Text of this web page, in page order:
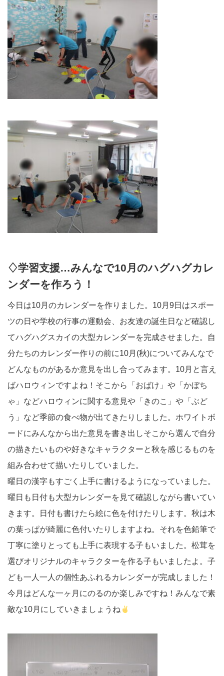
♢学習支援…みんなで10月のハグハグカレ
ンダーを作ろう！
今日は10月のカレンダーを作りました。10月9日はスポー
ツの日や学校の行事の運動会、お友達の誕生日など確認し
てハグハグスカイの大型カレンダーを完成させました。自
分たちのカレンダー作りの前に10月(秋)についてみんなで
どんなものがあるか意見を出し合ってみます。10月と言え
ばハロウィンですよね！そこから「おばけ」や「かぼち
ゃ」などハロウィンに関する意見や「きのこ」や「ぶど
う」など季節の食べ物が出てきたりしました。ホワイトボ
ードにみんなから出た意見を書き出しそこから選んで自分
の描きたいものや好きなキャラクターと秋を感じるものを
組み合わせて描いたりしていました。
曜日の漢字もすごく上手に書けるようになっていました。
曜日も日付も大型カレンダーを見て確認しながら書いてい
きます。日付も書けたら絵に色を付けたりします。秋は木
の葉っぱが綺麗に色付いたりしますよね。それを色鉛筆で
丁寧に塗りとっても上手に表現する子もいました。松茸を
選びオリジナルのキャラクターを作る子もいましたよ。子
ども一人一人の個性あふれるカレンダーが完成しました！
今月はどんな一ヶ月にのるのか楽しみですね！みんなで素
敵な10月にしていきましょうね